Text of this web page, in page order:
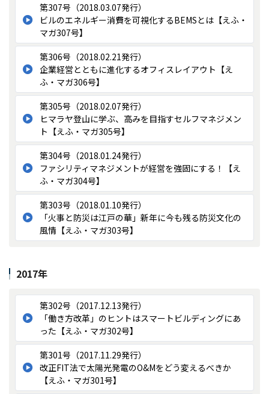
第307号（2018.03.07発行）
ビルのエネルギー消費を可視化するBEMSとは【えふ・
マガ307号】
第306号（2018.02.21発行）
企業経営とともに進化するオフィスレイアウト【え
ふ・マガ306号】
第305号（2018.02.07発行）
ヒマラヤ登山に学ぶ、高みを目指すセルフマネジメン
ト【えふ・マガ305号】
第304号（2018.01.24発行）
ファシリティマネジメントが経営を強固にする！【え
ふ・マガ304号】
第303号（2018.01.10発行）
「火事と防災は江戸の華」新年に今も残る防災文化の
風情【えふ・マガ303号】
2017年
第302号（2017.12.13発行）
「働き方改革」のヒントはスマートビルディングにあ
った【えふ・マガ302号】
第301号（2017.11.29発行）
改正FIT法で太陽光発電のO&Mをどう変えるべきか
【えふ・マガ301号】